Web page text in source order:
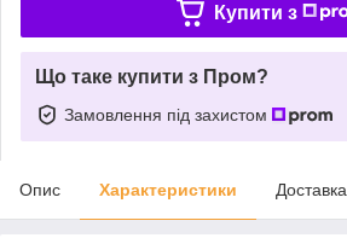
Купити з
Що таке купити з Пром?
Замовлення під захистом
Опис Характеристики Доставка